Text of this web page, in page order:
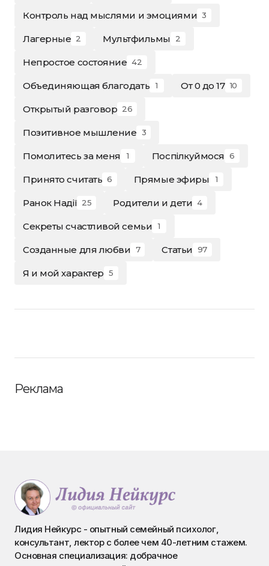
Контроль над мыслями и эмоциями 3
Лагерные 2 Мультфильмы 2
Непростое состояние 42
Объединяющая благодать 1 От 0 до 17 10
Открытый разговор 26
Позитивное мышление 3
Помолитесь за меня 1 Поспілкуймося 6
Принято считать 6 Прямые эфиры 1
Ранок Надії 25 Родители и дети 4
Секреты счастливой семьи 1
Созданные для любви 7 Статьи 97
Я и мой характер 5
Реклама
Лидия Нейкурс - опытный семейный психолог,
консультант, лектор с более чем 40-летним стажем.
Основная специализация: добрачное